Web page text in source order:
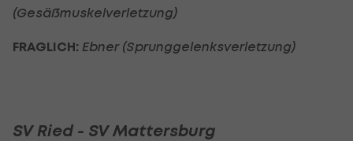
(Gesäßmuskelverletzung)
FRAGLICH: Ebner (Sprunggelenksverletzung)
SV Ried - SV Mattersburg